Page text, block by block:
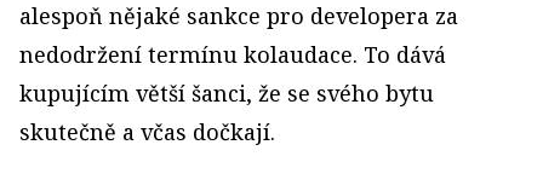
alespoň nějaké sankce pro developera za
nedodržení termínu kolaudace. To dává
kupujícím větší šanci, že se svého bytu
skutečně a včas dočkají.